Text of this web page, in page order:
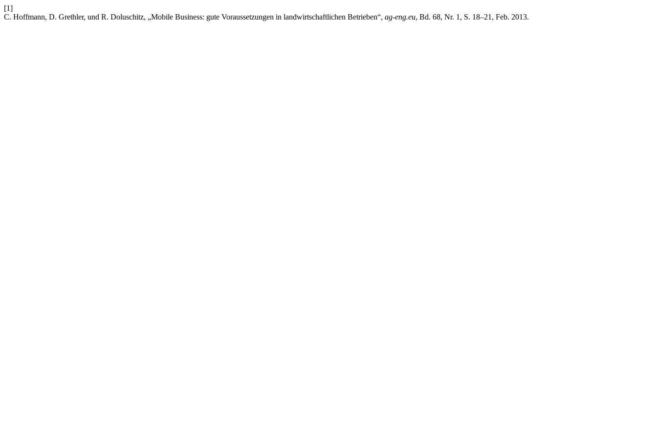
[1]
C. Hoffmann, D. Grethler, und R. Doluschitz, „Mobile Business: gute Voraussetzungen in landwirtschaftlichen Betrieben“, ag-eng.eu, Bd. 68, Nr. 1, S. 18–21, Feb. 2013.